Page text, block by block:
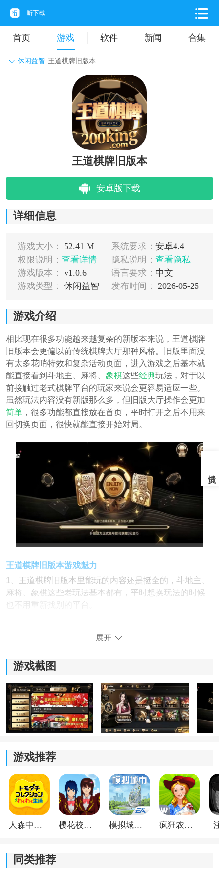
首页 游戏 软件 新闻 合集
休闲益智 王道棋牌旧版本
动作格斗 休闲益智
卡牌对战 音乐舞蹈
挂机养成
王道棋牌旧版本
安卓版下载
详细信息
游戏大小： 52.41 M 系统要求： 安卓4.4
权限说明： 查看详情 隐私说明： 查看隐私
游戏版本：
v1.0.6 语言要求： 中文
游戏类型：
休闲益智 发布时间： 2026-05-25
游戏介绍
相比现在很多功能越来越复杂的新版本来说，王道棋牌
旧版本会更偏以前传统棋牌大厅那种风格。旧版里面没
有太多花哨特效和复杂活动页面，进入游戏之后基本就
能直接看到斗地主、麻将、 象棋这些经典玩法，对于以
前接触过老式棋牌平台的玩家来说会更容易适应一些。
虽然玩法内容没有新版那么多，但旧版大厅操作会更加
简单，很多功能都直接放在首页，平时打开之后不用来
回切换页面，很快就能直接开始对局。
王道棋牌旧版本游戏魅力
1、王道棋牌旧版本里能玩的内容还是挺全的，斗地主、
麻将、象棋这些老玩法基本都有，平时想换玩法的时候
也不用重新找别的平台。
面会简单很多，打开之后看着不会太杂，玩久了眼睛也
3、游戏还保留了单机模式，没网络的时候照样能开一
局，平时坐车或者外面信号不好的时候会方便不少。
4、好友房功能现在还能正常用，平时直接拉熟人进房打
几局，比随机匹配陌生玩家会轻松很多。
王道棋牌旧版本游戏特点
1、旧版里面除了普通扑克玩法之外，还有一些以前比较
常见的地方麻将和休闲棋类内容，整体会更像以前那种
综合棋牌大厅。
2、很多玩法规则基本没怎么改，老玩家重新进去的时候
不用重新研究规则，上手会特别快。
玩，不会像部分新版那样动不动就卡顿发热。
展开
游戏截图
游戏推荐
人森中文版 樱花校园模拟器1.048.00中文版 模拟城市我是巿长联机版 疯狂农场3美国派19
同类推荐